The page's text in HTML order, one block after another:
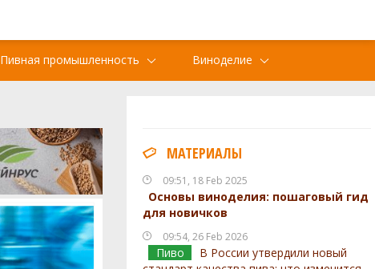
Пивная промышленность Виноделие
МАТЕРИАЛЫ
09:51, 18 Feb 2025
Основы виноделия: пошаговый гид
для новичков
09:54, 26 Feb 2026
Пиво
В России утвердили новый